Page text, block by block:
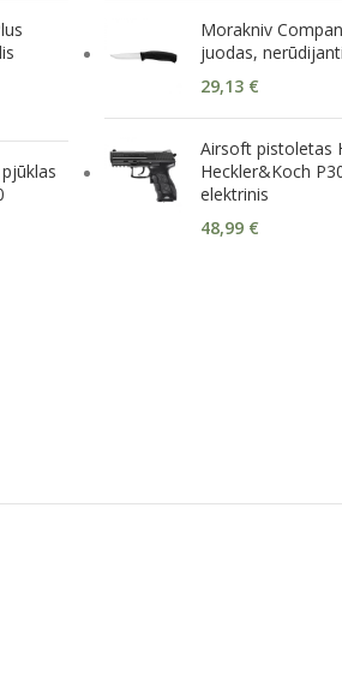
Morakniv
juodas,
29,13 €
Airsoft pistoletas
Heckler&Koch
elektrinis
48,99 €